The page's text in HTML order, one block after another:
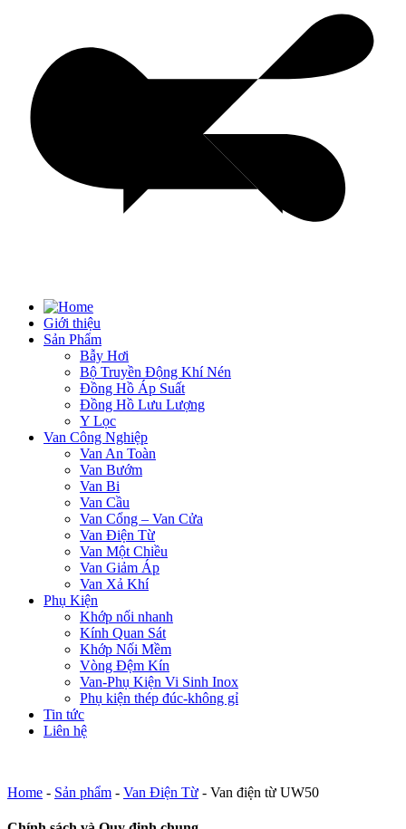
Giới thiệu
Sản Phẩm
Bẫy Hơi
Bộ Truyền Động Khí Nén
Đồng Hồ Áp Suất
Đồng Hồ Lưu Lượng
Y Lọc
Van Công Nghiệp
Van An Toàn
Van Bướm
Van Bi
Van Cầu
Van Cổng – Van Cửa
Van Điện Từ
Van Một Chiều
Van Giảm Áp
Van Xả Khí
Phụ Kiện
Khớp nối nhanh
Kính Quan Sát
Khớp Nối Mềm
Vòng Đệm Kín
Van-Phụ Kiện Vi Sinh Inox
Phụ kiện thép đúc-không gỉ
Tin tức
Liên hệ
Home - Sản phẩm - Van Điện Từ - Van điện từ UW50